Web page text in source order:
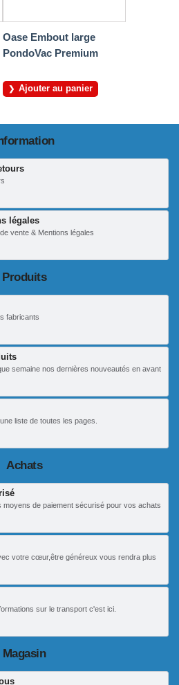
Oase Embout large
PondoVac Premium
Ajouter au panier
légales
vente & Mentions légales
Produits
fabricants
semaine nos dernières nouveautés en avant
liste de toutes les pages.
Achats
moyens de paiement sécurisé pour vos achats
votre cœur,être généreux vous rendra plus
sur le transport c'est ici.
Magasin